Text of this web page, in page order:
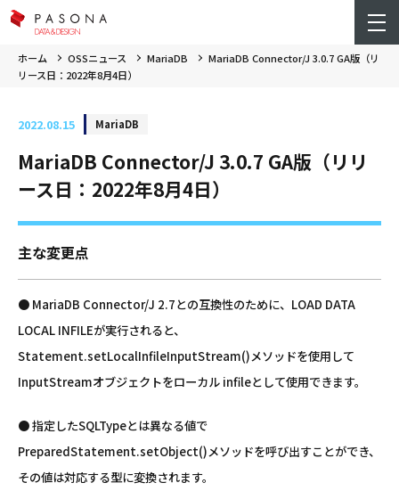
ホーム OSSニュース MariaDB
MariaDB Connector/J 3.0.7 GA版（リ
リース日：2022年8月4日）
2022.08.15 MariaDB
MariaDB Connector/J 3.0.7 GA版（リリ
ース日：2022年8月4日）
主な変更点
● MariaDB Connector/J 2.7との互換性のために、LOAD DATA
LOCAL INFILEが実行されると、
Statement.setLocalInfileInputStream()メソッドを使用して
InputStreamオブジェクトをローカル infileとして使用できます。
● 指定したSQLTypeとは異なる値で
PreparedStatement.setObject()メソッドを呼び出すことができ、
その値は対応する型に変換されます。